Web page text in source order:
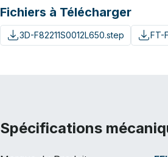
Fichiers à Télécharger
3D-F82211S0012L650.step FT-
Spécifications